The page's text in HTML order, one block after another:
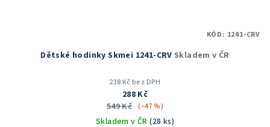
Dětské hodinky Skmei 1241-CRV Skladem v ČR
238 Kč bez DPH
288 Kč
549 Kč (–47 %)
Skladem v ČR(28 ks)
KÓD: 1241-CRV